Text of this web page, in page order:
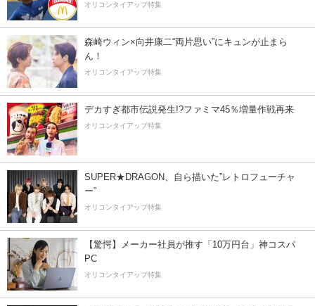
オリコンタイアップ特集
森崎ウィン×向井康二“両片思い”にキュンが止まら
ん！
オリコンタイアップ特集
デカすぎ都市伝説発生!?ファミマ45％増量作戦再来
オリコンタイアップ特集
SUPER★DRAGON、自ら描いた”レトロフューチャ
ー”
オリコンタイアップ特集
【驚愕】メーカー社員が推す「10万円台」神コスパ
PC
オリコンタイアップ特集